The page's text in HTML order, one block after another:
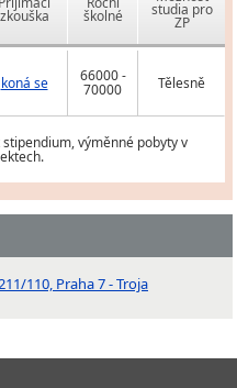
zkouška školné studia pro
ZP
koná se 66000 -
70000 Tělesně
výměnné pobyty v
110, Praha 7 - Troja